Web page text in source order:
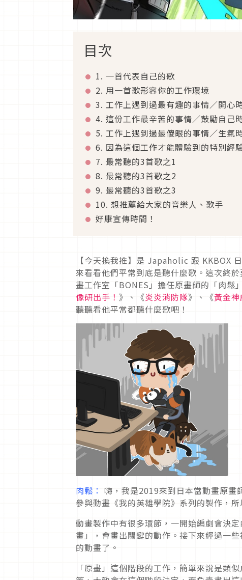
目次
1. 一首代表自己的歌
2. 用一首歌形容你的工作環境
3. 工作上遇到過最有趣的事情／開心
4. 這份工作最辛苦的事情／鼓勵自己
5. 工作上遇到過最傻眼的事情／生氣
6. 因為這個工作才能體驗到的特別經
7. 最常聽的3首歌之1
8. 最常聽的3首歌之2
9. 最常聽的3首歌之3
10. 想推薦給大家的音樂人、歌手
好康宣傳時間！
【今天換我推】是 Japaholic 跟 KKBOX
來看看他們平常到底是聽什麼歌。這次終
畫工作室「BONES」擔任原畫師的「肉鬆
像研出手！ 》、《炎炎消防隊》、《黃金神
聽聽看他平常都聽什麼歌吧！
肉鬆： 嗨，我是2019來到日本當動畫原畫
參與動畫《我的英雄學院》系列的製作，
動畫製作中有很多環節，一開始編劇會決
畫」，會畫出關鍵的動作。接下來經過一
的動畫了。
「原畫」這個階段的工作，簡單來說是類